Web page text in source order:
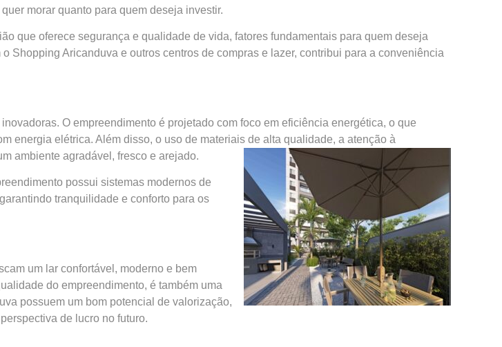
morar quanto para quem deseja investir.
que oferece segurança e qualidade de vida, fatores fundamentais para quem deseja
o Shopping Aricanduva e outros centros de compras e lazer, contribui para a conveniência
O empreendimento é projetado com foco em eficiência energética, o que
energia elétrica. Além disso, o uso de materiais de alta qualidade, a atenção à
ambiente agradável, fresco e arejado.
possui sistemas modernos de
tranquilidade e conforto para os
um lar confortável, moderno e bem
do empreendimento, é também uma
possuem um bom potencial de valorização,
de lucro no futuro.